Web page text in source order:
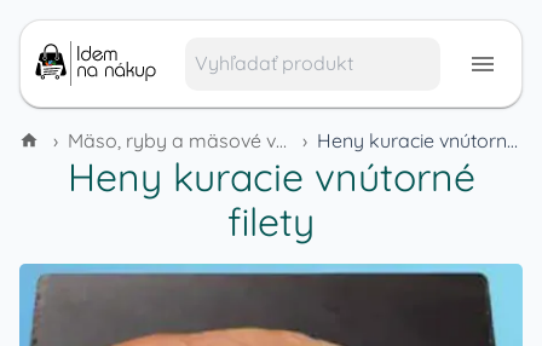
› Mäso, ryby a mäsové výrobky › Heny kuracie vnútorné filety
Heny kuracie vnútorné
filety